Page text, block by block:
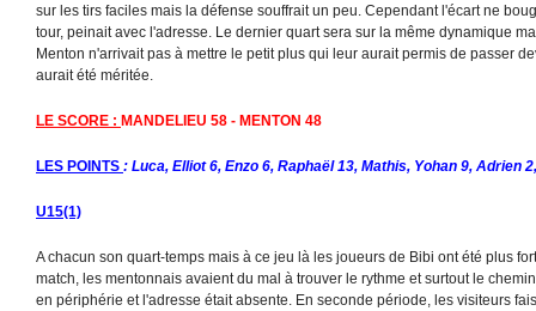
sur les tirs faciles mais la défense souffrait un peu. Cependant l'écart ne
tour, peinait avec l'adresse. Le dernier quart sera sur la même dynamique
Menton n'arrivait pas à mettre le petit plus qui leur aurait permis de passer
aurait été méritée.
LE SCORE : MANDELIEU 58 - MENTON 48
LES POINTS : Luca, Elliot 6, Enzo 6, Raphaël 13, Mathis, Yohan 9, Adrien
U15(1)
A chacun son quart-temps mais à ce jeu là les joueurs de Bibi ont été plus
match, les mentonnais avaient du mal à trouver le rythme et surtout le
en périphérie et l'adresse était absente. En seconde période, les visiteurs